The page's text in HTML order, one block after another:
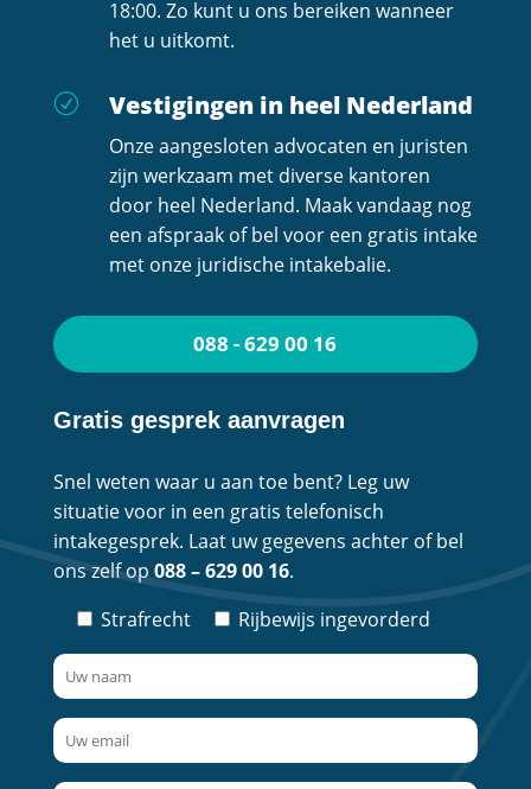
18:00. Zo kunt u ons bereiken wanneer
het u uitkomt.
R Vestigingen in heel Nederland
Onze aangesloten advocaten en juristen
zijn werkzaam met diverse kantoren
door heel Nederland. Maak vandaag nog
een afspraak of bel voor een gratis intake
met onze juridische intakebalie.
088 - 629 00 16
Gratis gesprek aanvragen
Snel weten waar u aan toe bent? Leg uw
situatie voor in een gratis telefonisch
intakegesprek. Laat uw gegevens achter of bel
ons zelf op 088 – 629 00 16.
Strafrecht
Rijbewijs ingevorderd